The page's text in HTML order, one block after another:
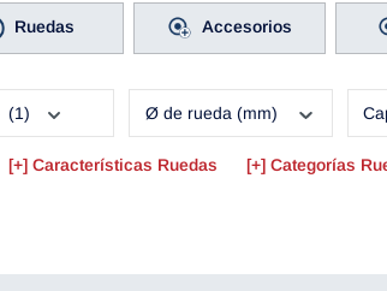
Ruedas Accesorios
(1) Ø de rueda (mm)
Características Ruedas Categorías